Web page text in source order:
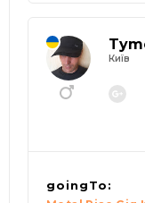
Київ
goingTo: